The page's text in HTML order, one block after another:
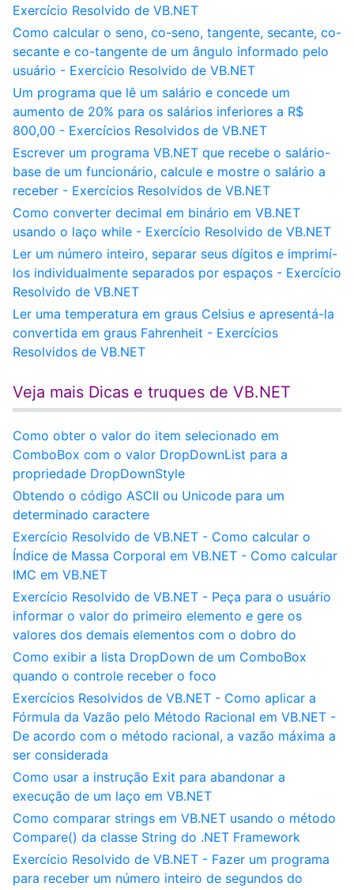
Exercício Resolvido de VB.NET
Como calcular o seno, co-seno, tangente, secante, co-
secante e co-tangente de um ângulo informado pelo
usuário - Exercício Resolvido de VB.NET
Um programa que lê um salário e concede um
aumento de 20% para os salários inferiores a R$
800,00 - Exercícios Resolvidos de VB.NET
Escrever um programa VB.NET que recebe o salário-
base de um funcionário, calcule e mostre o salário a
receber - Exercícios Resolvidos de VB.NET
Como converter decimal em binário em VB.NET
usando o laço while - Exercício Resolvido de VB.NET
Ler um número inteiro, separar seus dígitos e imprimí-
los individualmente separados por espaços - Exercício
Resolvido de VB.NET
Ler uma temperatura em graus Celsius e apresentá-la
convertida em graus Fahrenheit - Exercícios
Resolvidos de VB.NET
Veja mais Dicas e truques de VB.NET
Como obter o valor do item selecionado em
ComboBox com o valor DropDownList para a
propriedade DropDownStyle
Obtendo o código ASCII ou Unicode para um
determinado caractere
Exercício Resolvido de VB.NET - Como calcular o
Índice de Massa Corporal em VB.NET - Como calcular
IMC em VB.NET
Exercício Resolvido de VB.NET - Peça para o usuário
informar o valor do primeiro elemento e gere os
valores dos demais elementos com o dobro do
Como exibir a lista DropDown de um ComboBox
quando o controle receber o foco
Exercícios Resolvidos de VB.NET - Como aplicar a
Fórmula da Vazão pelo Método Racional em VB.NET -
De acordo com o método racional, a vazão máxima a
ser considerada
Como usar a instrução Exit para abandonar a
execução de um laço em VB.NET
Como comparar strings em VB.NET usando o método
Compare() da classe String do .NET Framework
Exercício Resolvido de VB.NET - Fazer um programa
para receber um número inteiro de segundos do